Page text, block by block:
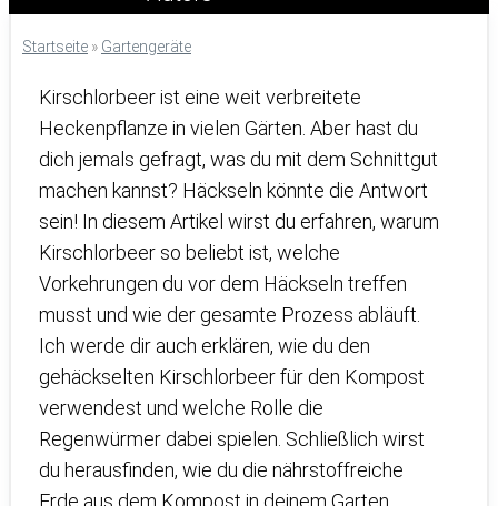
Startseite » Gartengeräte
Kirschlorbeer ist eine weit verbreitete
Heckenpflanze in vielen Gärten. Aber hast du
dich jemals gefragt, was du mit dem Schnittgut
machen kannst? Häckseln könnte die Antwort
sein! In diesem Artikel wirst du erfahren, warum
Kirschlorbeer so beliebt ist, welche
Vorkehrungen du vor dem Häckseln treffen
musst und wie der gesamte Prozess abläuft.
Ich werde dir auch erklären, wie du den
gehäckselten Kirschlorbeer für den Kompost
verwendest und welche Rolle die
Regenwürmer dabei spielen. Schließlich wirst
du herausfinden, wie du die nährstoffreiche
Erde aus dem Kompost in deinem Garten